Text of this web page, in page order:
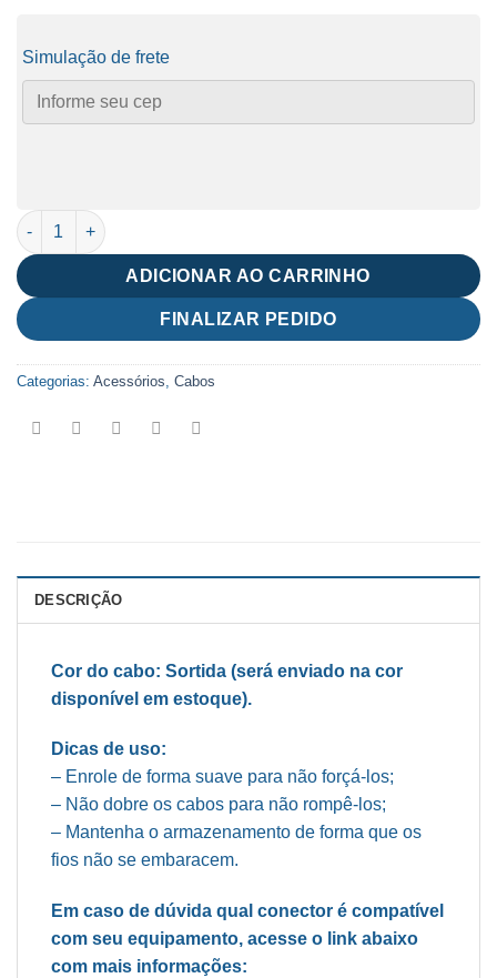
Simulação de frete
Cabo Estimulador Safety Plug Clip Ear com eletrodo cilindrico
ADICIONAR AO CARRINHO
FINALIZAR PEDIDO
Categorias: Acessórios Cabos
DESCRIÇÃO
Cor do cabo: Sortida (será enviado na cor
disponível em estoque).
Dicas de uso:
– Enrole de forma suave para não forçá-los;
– Não dobre os cabos para não rompê-los;
– Mantenha o armazenamento de forma que os
fios não se embaracem.
Em caso de dúvida qual conector é compatível
com seu equipamento, acesse o link abaixo
com mais informações: